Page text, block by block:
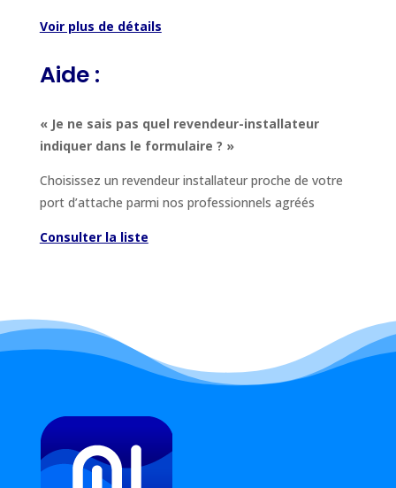
Voir plus de détails
Aide :
« Je ne sais pas quel revendeur-installateur
indiquer dans le formulaire ? »
Choisissez un revendeur installateur proche de votre
port d’attache parmi nos professionnels agréés
Consulter la liste